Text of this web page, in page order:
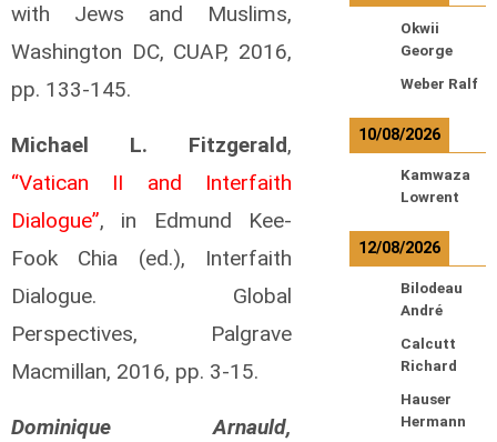
with Jews and Muslims,
Washington DC, CUAP, 2016,
pp. 133-145.
Michael L. Fitzgerald,
“Vatican II and Interfaith
Dialogue”, in Edmund Kee-
Fook Chia (ed.), Interfaith
Dialogue. Global
Perspectives, Palgrave
Macmillan, 2016, pp. 3-15.
Dominique Arnauld,
Okwii
George
Weber Ralf
10/08/2026
Kamwaza
Lowrent
12/08/2026
Bilodeau
André
Calcutt
Richard
Hauser
Hermann